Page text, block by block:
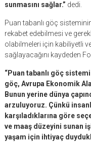
sunmasını sağlar.” dedi.
Puan tabanlı göç
rekabet edebilmesi ve
olabilmeleri için kabiliyetli
sağlayacağını kaydeden
“Puan tabanlı göç
göç, Avrupa Ekonomik
Bunun yerine dünya
arzuluyoruz. Çünkü
karşıladıklarına göre
ve maaş düzeyini sunan
yaşam için ihtiyaç